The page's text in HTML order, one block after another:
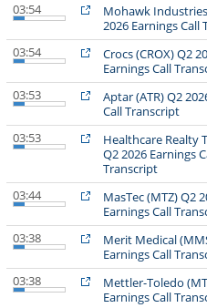
03:54
Mohawk
2026 Earnings Call
03:54
Crocs (CROX) Q2
Earnings Call
03:53
Aptar (ATR) Q2
Call Transcript
03:53
Healthcare Realty
Q2 2026 Earnings
Transcript
03:44
MasTec (MTZ) Q2
Earnings Call
03:38
Merit Medical
Earnings Call
03:38
Mettler-Toledo
Earnings Call